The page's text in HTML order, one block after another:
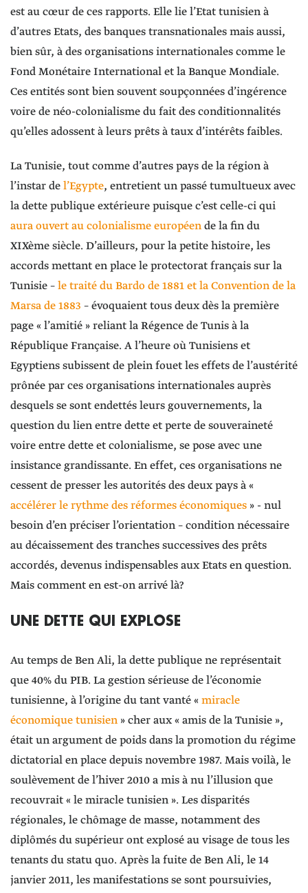
est au cœur de ces rapports. Elle lie l’Etat tunisien à
d’autres Etats, des banques transnationales mais aussi,
bien sûr, à des organisations internationales comme le
Fond Monétaire International et la Banque Mondiale.
Ces entités sont bien souvent soupçonnées d’ingérence
voire de néo-colonialisme du fait des conditionnalités
qu’elles adossent à leurs prêts à taux d’intérêts faibles.
La Tunisie, tout comme d’autres pays de la région à
l’instar del’Egypte, entretient un passé tumultueux avec
la dette publique extérieure puisque c’est celle-ci qui
aura ouvert au colonialisme européende la fin du
XIXème siècle. D’ailleurs, pour la petite histoire, les
accords mettant en place le protectorat français sur la
Tunisie –le traité du Bardo de 1881 et la Convention de la
Marsa de 1883 – évoquaient tous deux dès la première
page « l’amitié » reliant la Régence de Tunis à la
République Française. A l’heure où Tunisiens et
Egyptiens subissent de plein fouet les effets de l’austérité
prônée par ces organisations internationales auprès
desquels se sont endettés leurs gouvernements, la
question du lien entre dette et perte de souveraineté
voire entre dette et colonialisme, se pose avec une
insistance grandissante. En effet, ces organisations ne
cessent de presser les autorités des deux pays à «
accélérer le rythme des réformes économiques » - nul
besoin d’en préciser l’orientation – condition nécessaire
au décaissement des tranches successives des prêts
accordés, devenus indispensables aux Etats en question.
Mais comment en est-on arrivé là?
UNE DETTE QUI EXPLOSE
Au temps de Ben Ali, la dette publique ne représentait
que 40% du PIB. La gestion sérieuse de l’économie
tunisienne, à l’origine du tant vanté « miracle
économique tunisien » cher aux « amis de la Tunisie »,
était un argument de poids dans la promotion du régime
dictatorial en place depuis novembre 1987. Mais voilà, le
soulèvement de l’hiver 2010 a mis à nu l’illusion que
recouvrait « le miracle tunisien ». Les disparités
régionales, le chômage de masse, notamment des
diplômés du supérieur ont explosé au visage de tous les
tenants du statu quo. Après la fuite de Ben Ali, le 14
janvier 2011, les manifestations se sont poursuivies,